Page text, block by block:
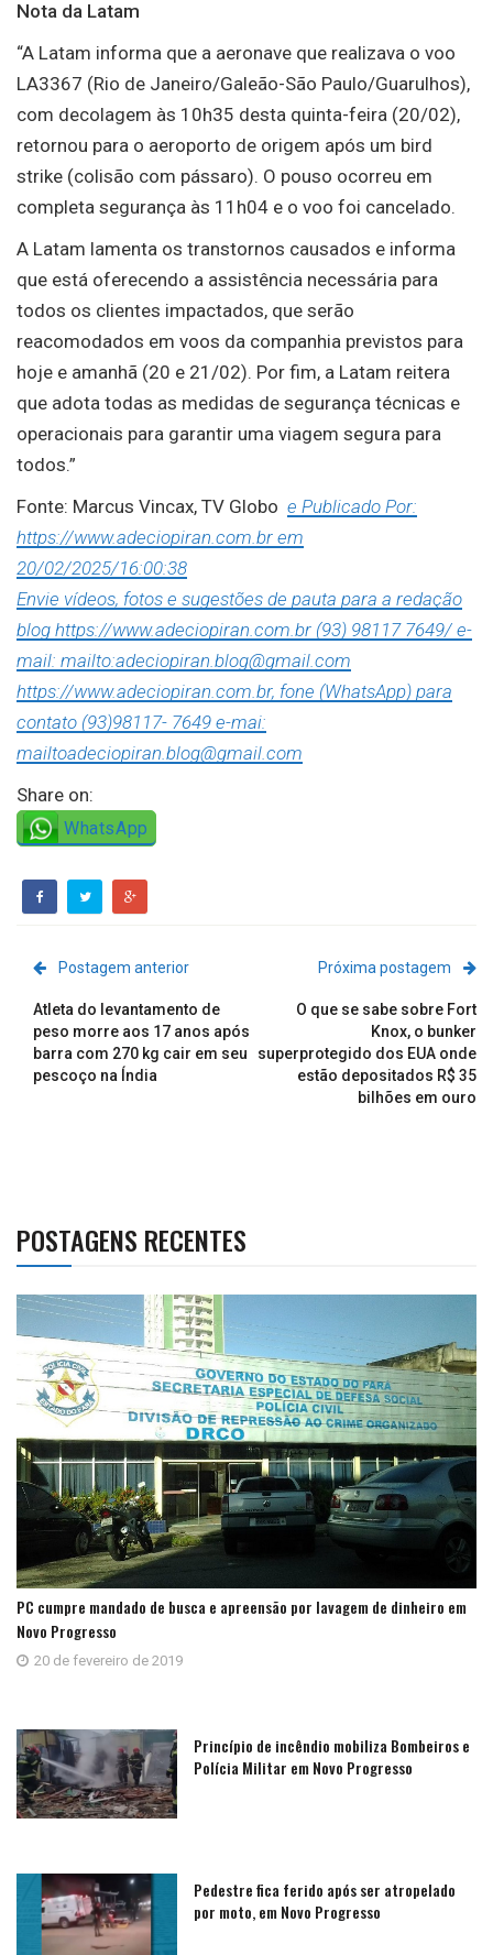
Nota da Latam
“A Latam informa que a aeronave que realizava o voo
LA3367 (Rio de Janeiro/Galeão-São Paulo/Guarulhos),
com decolagem às 10h35 desta quinta-feira (20/02),
retornou para o aeroporto de origem após um bird
strike (colisão com pássaro). O pouso ocorreu em
completa segurança às 11h04 e o voo foi cancelado.
A Latam lamenta os transtornos causados e informa
que está oferecendo a assistência necessária para
todos os clientes impactados, que serão
reacomodados em voos da companhia previstos para
hoje e amanhã (20 e 21/02). Por fim, a Latam reitera
que adota todas as medidas de segurança técnicas e
operacionais para garantir uma viagem segura para
todos.”
Fonte: Marcus Vincax, TV Globo e Publicado Por:
https://www.adeciopiran.com.br em
20/02/2025/16:00:38
Envie vídeos, fotos e sugestões de pauta para a redação
blog https://www.adeciopiran.com.br (93) 98117 7649/ e-
mail: mailto:adeciopiran.blog@gmail.com
https://www.adeciopiran.com.br, fone (WhatsApp) para
contato (93)98117- 7649 e-mai:
mailtoadeciopiran.blog@gmail.com
Share on:
WhatsApp
Postagem anterior
Atleta do levantamento de
peso morre aos 17 anos após
barra com 270 kg cair em seu
pescoço na Índia
Próxima postagem
O que se sabe sobre Fort
Knox, o bunker
superprotegido dos EUA onde
estão depositados R$ 35
bilhões em ouro
POSTAGENS RECENTES
PC cumpre mandado de busca e apreensão por lavagem de dinheiro em
Novo Progresso
20 de fevereiro de 2019
Princípio de incêndio mobiliza Bombeiros e
Polícia Militar em Novo Progresso
Pedestre fica ferido após ser atropelado
por moto, em Novo Progresso